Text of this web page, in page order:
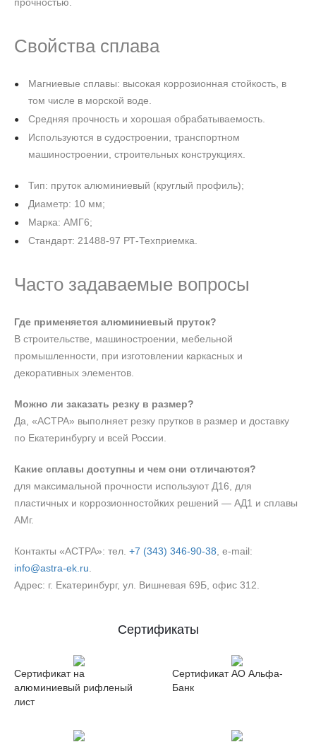
Свойства сплава
Магниевые сплавы: высокая коррозионная стойкость, в
том числе в морской воде.
Средняя прочность и хорошая обрабатываемость.
Используются в судостроении, транспортном
машиностроении, строительных конструкциях.
Тип: пруток алюминиевый (круглый профиль);
Диаметр: 10 мм;
Марка: АМГ6;
Стандарт: 21488-97 РТ-Техприемка.
Часто задаваемые вопросы
Где применяется алюминиевый пруток?
В строительстве, машиностроении, мебельной
промышленности, при изготовлении каркасных и
декоративных элементов.
Можно ли заказать резку в размер?
Да, «АСТРА» выполняет резку прутков в размер и доставку
по Екатеринбургу и всей России.
Какие сплавы доступны и чем они отличаются?
для максимальной прочности используют Д16, для
пластичных и коррозионностойких решений — АД1 и сплавы
АМг.
Контакты «АСТРА»: тел. +7 (343) 346‑90‑38 , e‑mail:
info@astra-ek.ru
Адрес: г. Екатеринбург, ул. Вишневая 69Б, офис 312.
Сертификаты
Сертификат на
алюминиевый рифленый
лист
Сертификат АО Альфа-
Банк